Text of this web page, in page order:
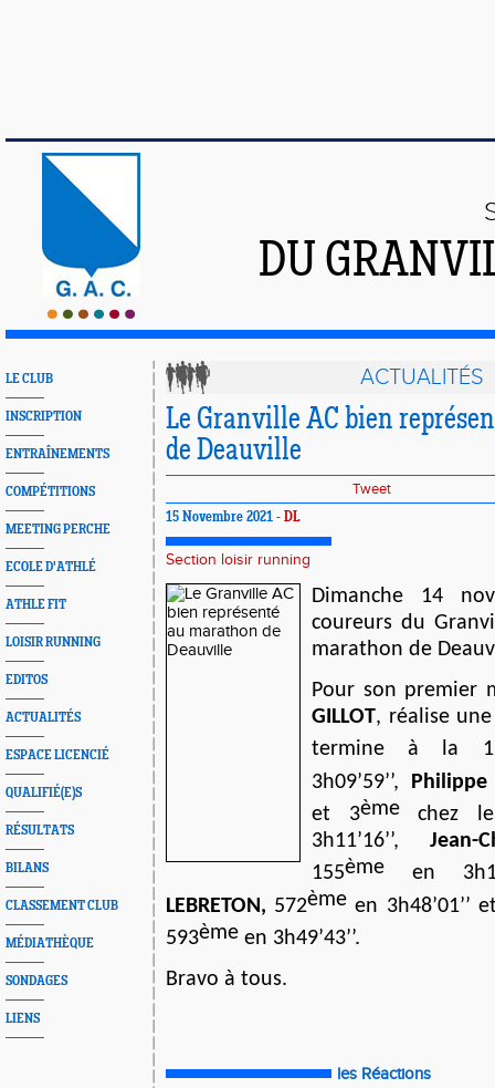
DU
LE CLUB
INSCRIPTION
ENTRAÎNEMENTS
COMPÉTITIONS
MEETING PERCHE
ECOLE D'ATHLÉ
ATHLE FIT
LOISIR RUNNING
EDITOS
ACTUALITÉS
ESPACE LICENCIÉ
QUALIFIÉ(E)S
RÉSULTATS
BILANS
CLASSEMENT CLUB
MÉDIATHÈQUE
SONDAGES
LIENS
ACTUALITÉS
Le Granville AC bien
de Deauville
Tweet
15 Novembre 2021 - DL
Section loisir running
Dimanche 14
coureurs du
marathon de
Pour son premier
GILLOT, réalise
termine à la
3h09’59’’,
Philippe
et 3èmechez
3h11’16’’, Jean-
155ème en
LEBRETON, 572ème en 3h48’01’’
593ème en 3h49’43’’.
Bravo à tous.
les Réactions